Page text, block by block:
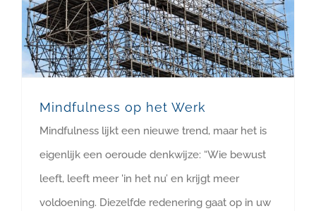
Mindfulness op het Werk
Mindfulness lijkt een nieuwe trend, maar het is
eigenlijk een oeroude denkwijze: “Wie bewust
leeft, leeft meer 'in het nu’ en krijgt meer
voldoening. Diezelfde redenering gaat op in uw